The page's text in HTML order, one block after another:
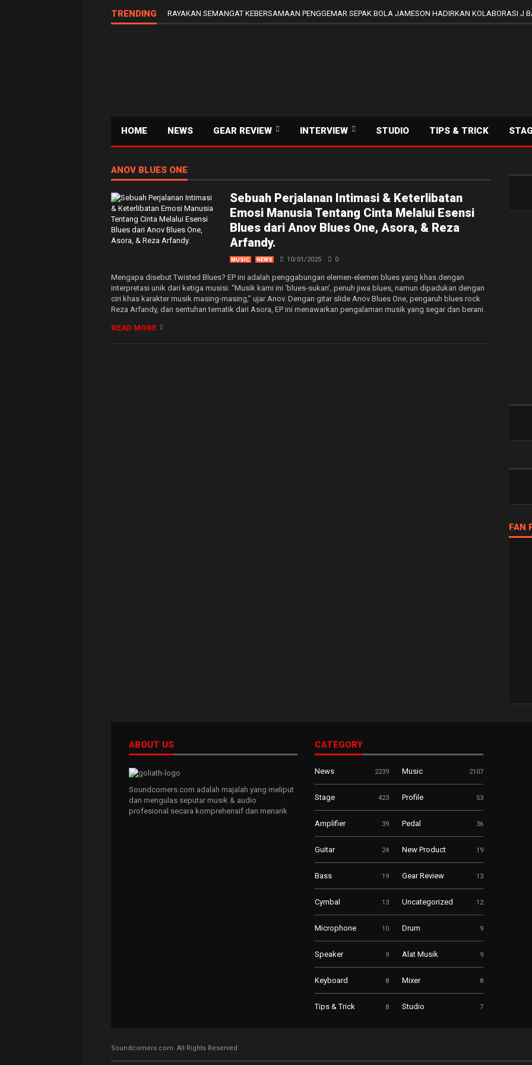
TRENDING RAYAKAN SEMANGAT KEBERSAMAAN PENGGEMAR SEPAK BOLA JAMESON HADIRKAN KOLABORASI J
HOME NEWS GEAR REVIEW INTERVIEW STUDIO TIPS & TRICK
ANOV BLUES ONE
Sebuah Perjalanan Intimasi & Keterlibatan
Emosi Manusia Tentang Cinta Melalui Esensi
Blues dari Anov Blues One, Asora, & Reza
Arfandy.
MUSIC NEWS 10/01/2025 0
Mengapa disebut Twisted Blues? EP ini adalah penggabungan elemen-elemen blues yang khas dengan
interpretasi unik dari ketiga musisi. “Musik kami ini ‘blues-sukan’, penuh jiwa blues, namun dipadukan dengan
ciri khas karakter musik masing-masing,” ujar Anov. Dengan gitar slide Anov Blues One, pengaruh blues rock
Reza Arfandy, dan sentuhan tematik dari Asora, EP ini menawarkan pengalaman musik yang segar dan berani.
READ MORE
FAN
ABOUT US
Soundcorners.com adalah majalah yang meliput
dan mengulas seputar musik & audio
profesional secara komprehensif dan menarik
CATEGORY
News 2239 Music 2107
Stage 423 Profile 53
Amplifier 39 Pedal 36
Guitar 24 New Product 19
Bass 19 Gear Review 13
Cymbal 13 Uncategorized 12
Microphone 10 Drum 9
Speaker 9 Alat Musik 9
Keyboard 8 Mixer 8
Tips & Trick 8 Studio 7
Soundcorners.com. All Rights Reserved